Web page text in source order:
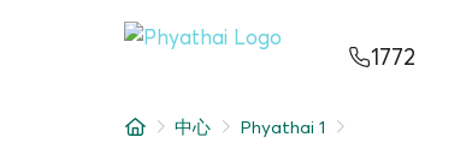
1772
ไทย
中心 Phyathai 1